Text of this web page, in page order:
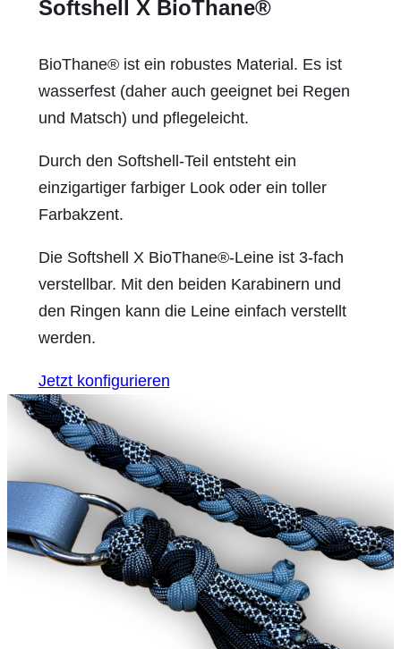
Softshell X BioThane®
BioThane® ist ein robustes Material. Es ist
wasserfest (daher auch geeignet bei Regen
und Matsch) und pflegeleicht.
Durch den Softshell-Teil entsteht ein
einzigartiger farbiger Look oder ein toller
Farbakzent.
Die Softshell X BioThane®-Leine ist 3-fach
verstellbar. Mit den beiden Karabinern und
den Ringen kann die Leine einfach verstellt
werden.
Jetzt konfigurieren